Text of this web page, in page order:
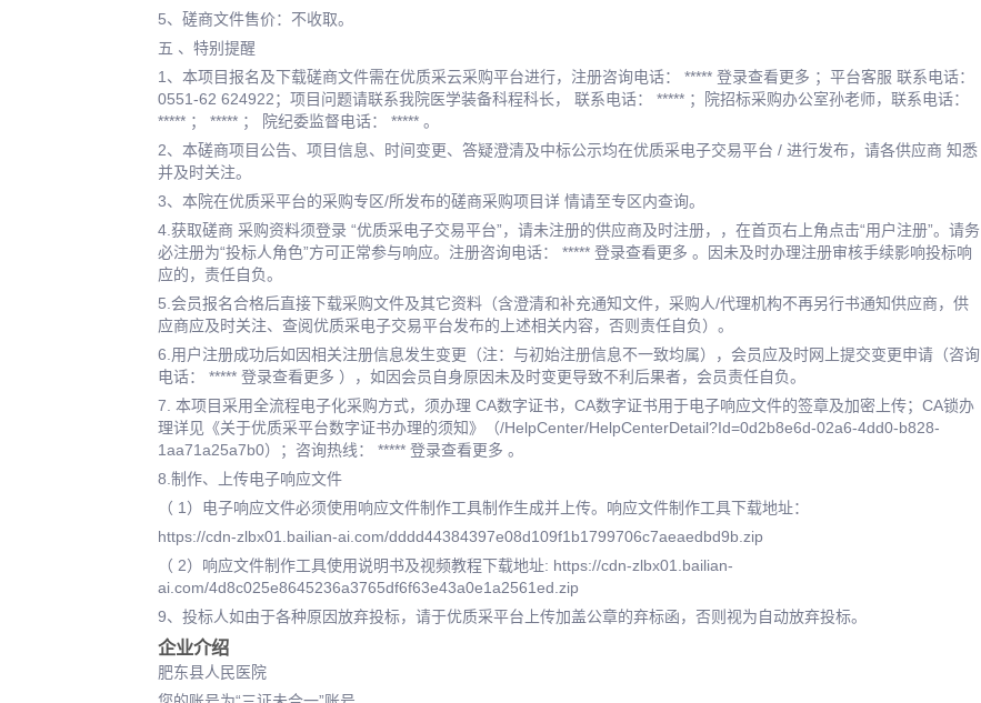
5、磋商文件售价：不收取。
五 、特别提醒
1、本项目报名及下载磋商文件需在优质采云采购平台进行，注册咨询电话： ***** 登录查看更多 ；平台客服 联系电话：
0551-62 624922；项目问题请联系我院医学装备科程科长， 联系电话： ***** ；院招标采购办公室孙老师，联系电话：
***** ； ***** ； 院纪委监督电话： ***** 。
2、本磋商项目公告、项目信息、时间变更、答疑澄清及中标公示均在优质采电子交易平台 / 进行发布，请各供应商 知悉
并及时关注。
3、本院在优质采平台的采购专区/所发布的磋商采购项目详 情请至专区内查询。
4.获取磋商 采购资料须登录 “优质采电子交易平台”，请未注册的供应商及时注册，，在首页右上角点击“用户注册”。请务
必注册为“投标人角色”方可正常参与响应。注册咨询电话： ***** 登录查看更多 。因未及时办理注册审核手续影响投标响
应的，责任自负。
5.会员报名合格后直接下载采购文件及其它资料（含澄清和补充通知文件，采购人/代理机构不再另行书通知供应商，供
应商应及时关注、查阅优质采电子交易平台发布的上述相关内容，否则责任自负）。
6.用户注册成功后如因相关注册信息发生变更（注：与初始注册信息不一致均属），会员应及时网上提交变更申请（咨询
电话： ***** 登录查看更多 ），如因会员自身原因未及时变更导致不利后果者，会员责任自负。
7. 本项目采用全流程电子化采购方式，须办理 CA数字证书，CA数字证书用于电子响应文件的签章及加密上传；CA锁办
理详见《关于优质采平台数字证书办理的须知》（/HelpCenter/HelpCenterDetail?Id=0d2b8e6d-02a6-4dd0-b828-
1aa71a25a7b0）；咨询热线： ***** 登录查看更多 。
8.制作、上传电子响应文件
（ 1）电子响应文件必须使用响应文件制作工具制作生成并上传。响应文件制作工具下载地址：
https://cdn-zlbx01.bailian-ai.com/dddd44384397e08d109f1b1799706c7aeaedbd9b.zip
（ 2）响应文件制作工具使用说明书及视频教程下载地址: https://cdn-zlbx01.bailian-
ai.com/4d8c025e8645236a3765df6f63e43a0e1a2561ed.zip
9、投标人如由于各种原因放弃投标，请于优质采平台上传加盖公章的弃标函，否则视为自动放弃投标。
企业介绍
肥东县人民医院